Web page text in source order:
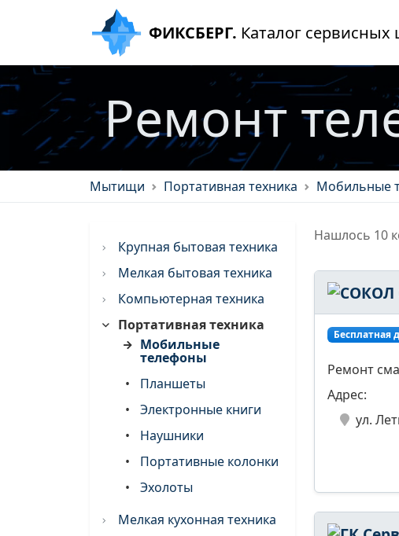
ФИКСБЕРГ. Каталог
Ремонт
Мытищи Портативная техника Мобильные
Крупная бытовая техника
Мелкая бытовая техника
Компьютерная техника
Портативная техника
Мобильные
телефоны
•
Планшеты
•
Электронные книги
•
Наушники
•
Портативные колонки
•
Эхолоты
Мелкая кухонная техника
Нашлось 10
Бесплатная
Ремонт
Адрес:
ул.